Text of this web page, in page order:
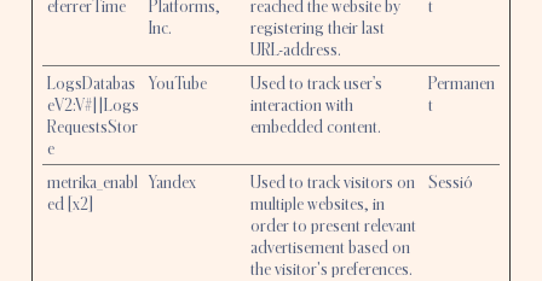
eferrerTime
Platforms,
Inc.
reached the website by
registering their last
URL-address.
t
LogsDatabas
eV2:V#||Logs
RequestsStor
e
YouTube
Used to track user’s
interaction with
embedded content.
Permanen
t
metrika_enabl
ed [x2]
Yandex
Used to track visitors on
multiple websites, in
order to present relevant
advertisement based on
the visitor's preferences.
Sessió